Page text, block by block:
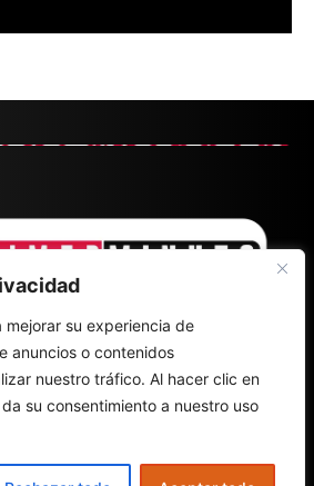
mejorar su experiencia de
anuncios o contenidos
nuestro tráfico. Al hacer clic en
su consentimiento a nuestro uso
POLÍTICA DE PRIVACIDAD